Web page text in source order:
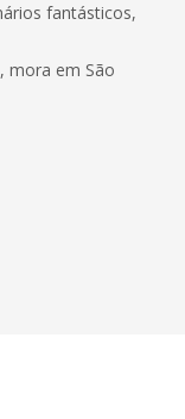
fantásticos,
mora em São